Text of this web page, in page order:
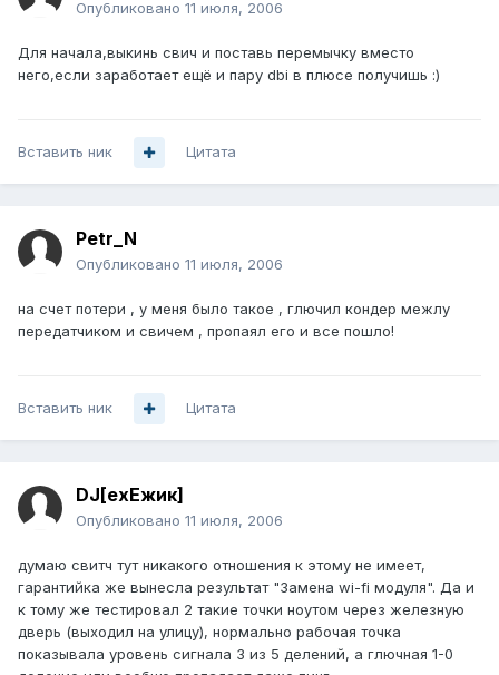
Опубликовано 11 июля, 2006
Для начала,выкинь свич и поставь перемычку вместо
него,если заработает ещё и пару dbi в плюсе получишь :)
Вставить ник Цитата
Petr_N
Опубликовано 11 июля, 2006
на счет потери , у меня было такое , глючил кондер межлу
передатчиком и свичем , пропаял его и все пошло!
Вставить ник Цитата
DJ[exЕжик]
Опубликовано 11 июля, 2006
думаю свитч тут никакого отношения к этому не имеет,
гарантийка же вынесла результат "Замена wi-fi модуля". Да и
к тому же тестировал 2 такие точки ноутом через железную
дверь (выходил на улицу), нормально рабочая точка
показывала уровень сигнала 3 из 5 делений, а глючная 1-0